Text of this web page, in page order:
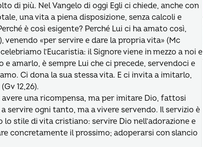
di più. Nel Vangelo di oggi Egli ci chiede, anche con
una vita a piena disposizione, senza calcoli e
è così esigente? Perché Lui ci ha amato così,
venendo «per servire e dare la propria vita» (Mc
l’Eucaristia: il Signore viene in mezzo a noi e
amarlo, è sempre Lui che ci precede, servendoci e
Ci dona la sua stessa vita. E ci invita a imitarlo,
12,26).
una ricompensa, ma per imitare Dio, fattosi
servire ogni tanto, ma a vivere servendo. Il servizio è
stile di vita cristiano: servire Dio nell’adorazione e
concretamente il prossimo; adoperarsi con slancio